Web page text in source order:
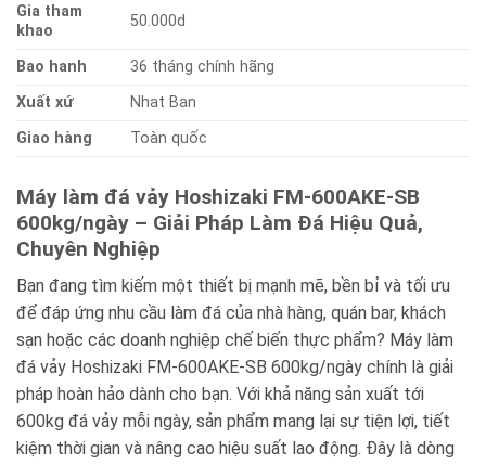
Gia tham
khao
50.000d
Bao hanh
36 tháng chính hãng
Xuất xứ
Nhat Ban
Giao hàng
Toàn quốc
Máy làm đá vảy Hoshizaki FM-600AKE-SB
600kg/ngày – Giải Pháp Làm Đá Hiệu Quả,
Chuyên Nghiệp
Bạn đang tìm kiếm một thiết bị mạnh mẽ, bền bỉ và tối ưu
để đáp ứng nhu cầu làm đá của nhà hàng, quán bar, khách
sạn hoặc các doanh nghiệp chế biến thực phẩm? Máy làm
đá vảy Hoshizaki FM-600AKE-SB 600kg/ngày chính là giải
pháp hoàn hảo dành cho bạn. Với khả năng sản xuất tới
600kg đá vảy mỗi ngày, sản phẩm mang lại sự tiện lợi, tiết
kiệm thời gian và nâng cao hiệu suất lao động. Đây là dòng